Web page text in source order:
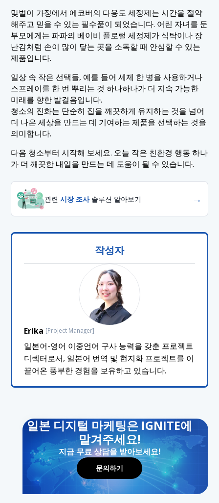
맞벌이 가정에서 에코버의 다용도 세정제는 시간을 절약
해주고 믿을 수 있는 필수품이 되었습니다. 어린 자녀를 둔
부모에게는 파파의 베이비 플로럴 세정제가 식탁이나 장
난감처럼 손이 많이 닿는 곳을 소독할 때 안심할 수 있는
제품입니다.
일상 속 작은 선택들, 예를 들어 세제 한 병을 사용하거나
스프레이를 한 번 뿌리는 것 하나하나가 더 지속 가능한
미래를 향한 발걸음입니다.
청소의 진화는 단순히 집을 깨끗하게 유지하는 것을 넘어
더 나은 세상을 만드는 데 기여하는 제품을 선택하는 것을
의미합니다.
다음 청소부터 시작해 보세요. 오늘 작은 친환경 행동 하나
가 더 깨끗한 내일을 만드는 데 도움이 될 수 있습니다.
관련시장 조사솔루션 알아보기 →
작성자
Erika [Project Manager]
일본어-영어 이중언어 구사 능력을 갖춘 프로젝트
디렉터로서, 일본어 번역 및 현지화 프로젝트를 이
끌어온 풍부한 경험을 보유하고 있습니다.
일본 디지털 마케팅은 IGNITE에
맡겨주세요!
지금 무료 상담을 받아보세요!
문의하기